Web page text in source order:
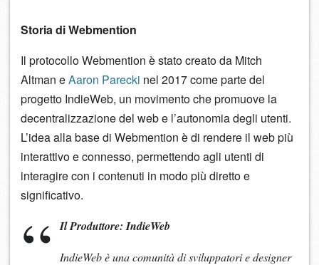
Storia di Webmention
Il protocollo Webmention è stato creato da Mitch
Altman eAaron Parecki nel 2017 come parte del
progetto IndieWeb, un movimento che promuove la
decentralizzazione del web e l’autonomia degli utenti.
L’idea alla base di Webmention è di rendere il web più
interattivo e connesso, permettendo agli utenti di
interagire con i contenuti in modo più diretto e
significativo.
Il Produttore: IndieWeb
IndieWeb è una comunità di sviluppatori e designer